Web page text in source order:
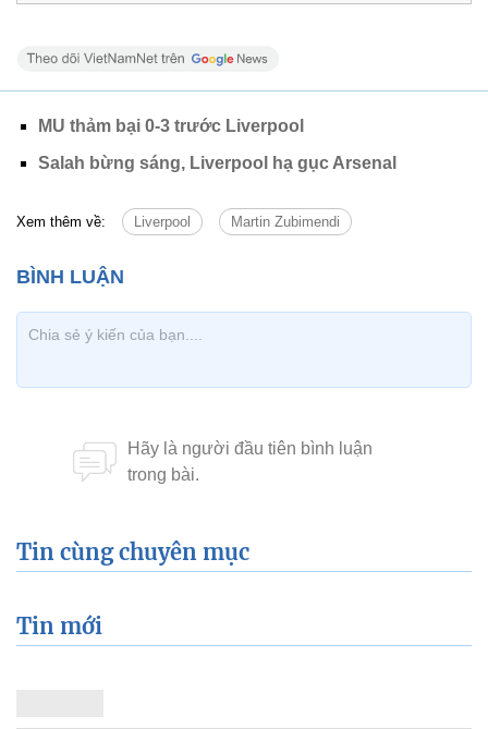
MU thảm bại 0-3 trước Liverpool
Salah bừng sáng, Liverpool hạ gục Arsenal
Xem thêm về: Liverpool Martin Zubimendi
Tin cùng chuyên mục
Tin mới